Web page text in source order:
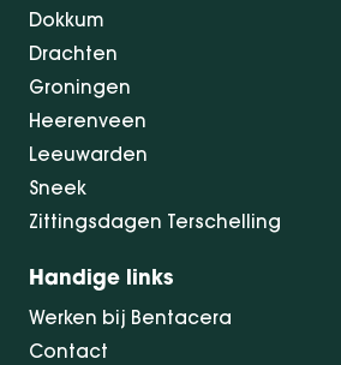
Dokkum
Drachten
Groningen
Heerenveen
Leeuwarden
Sneek
Zittingsdagen Terschelling
Handige links
Werken bij Bentacera
Contact